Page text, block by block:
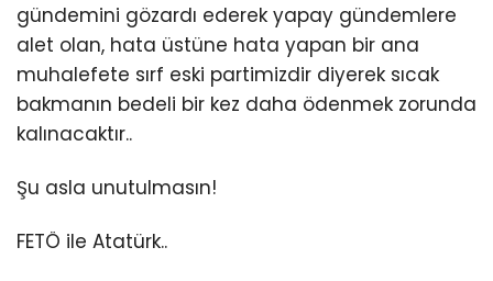
gündemini gözardı ederek yapay gündemlere
alet olan, hata üstüne hata yapan bir ana
muhalefete sırf eski partimizdir diyerek sıcak
bakmanın bedeli bir kez daha ödenmek zorunda
kalınacaktır..
Şu asla unutulmasın!
FETÖ ile Atatürk..